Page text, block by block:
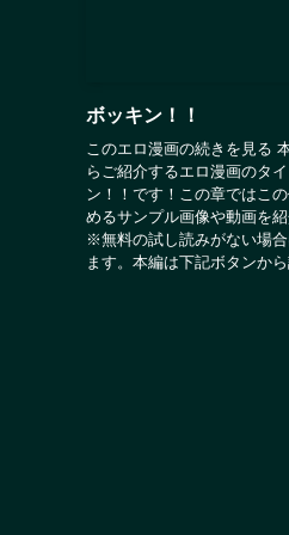
ボッキン！！
このエロ漫画の続きを見る
らご紹介するエロ漫画のタ
ン！！です！この章ではこ
めるサンプル画像や動画を紹
※無料の試し読みがない場
ます。本編は下記ボタンか